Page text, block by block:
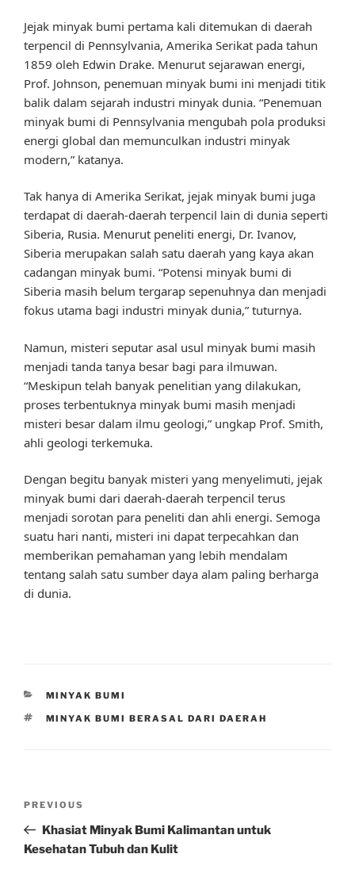
Jejak minyak bumi pertama kali ditemukan di daerah
terpencil di Pennsylvania, Amerika Serikat pada tahun
1859 oleh Edwin Drake. Menurut sejarawan energi,
Prof. Johnson, penemuan minyak bumi ini menjadi titik
balik dalam sejarah industri minyak dunia. “Penemuan
minyak bumi di Pennsylvania mengubah pola produksi
energi global dan memunculkan industri minyak
modern,” katanya.
Tak hanya di Amerika Serikat, jejak minyak bumi juga
terdapat di daerah-daerah terpencil lain di dunia seperti
Siberia, Rusia. Menurut peneliti energi, Dr. Ivanov,
Siberia merupakan salah satu daerah yang kaya akan
cadangan minyak bumi. “Potensi minyak bumi di
Siberia masih belum tergarap sepenuhnya dan menjadi
fokus utama bagi industri minyak dunia,” tuturnya.
Namun, misteri seputar asal usul minyak bumi masih
menjadi tanda tanya besar bagi para ilmuwan.
“Meskipun telah banyak penelitian yang dilakukan,
proses terbentuknya minyak bumi masih menjadi
misteri besar dalam ilmu geologi,” ungkap Prof. Smith,
ahli geologi terkemuka.
Dengan begitu banyak misteri yang menyelimuti, jejak
minyak bumi dari daerah-daerah terpencil terus
menjadi sorotan para peneliti dan ahli energi. Semoga
suatu hari nanti, misteri ini dapat terpecahkan dan
memberikan pemahaman yang lebih mendalam
tentang salah satu sumber daya alam paling berharga
di dunia.
CATEGORIES
MINYAK BUMI
TAGS
MINYAK BUMI BERASAL DARI DAERAH
Previous
Post
PREVIOUS
Khasiat Minyak Bumi Kalimantan untuk
Kesehatan Tubuh dan Kulit